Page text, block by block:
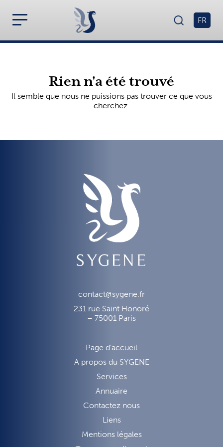
FR
Rien n'a été trouvé
Il semble que nous ne puissions pas trouver ce que vous
cherchez.
contact@sygene.fr
231 rue Saint Honoré
– 75001 Paris
Page d’accueil
A propos du SYGENE
Services
Annuaire
Contactez nous
Liens
Mentions légales